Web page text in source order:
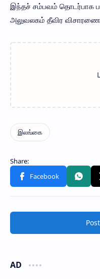
இந்தச் சம்பவம் தொடர்பாக
அலுவலகம் தீவிர
AD